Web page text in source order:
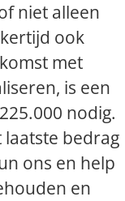
niet alleen
ook
met
is een
nodig.
bedrag
ons en help
en